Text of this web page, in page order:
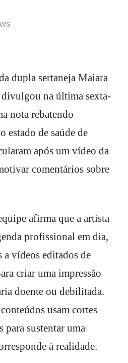
na última sexta-
nota rebatendo
estado de saúde de
após um vídeo da
comentários sobre
afirma que a artista
profissional em dia,
vídeos editados de
criar uma impressão
doente ou debilitada.
usam cortes
para sustentar uma
à realidade.